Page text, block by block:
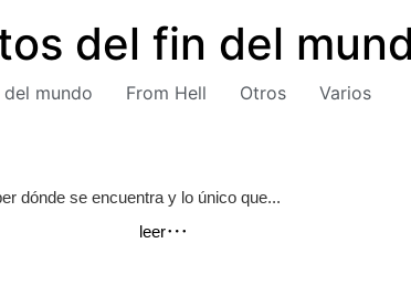
del fin del
del mundo From Hell Otros Varios
dónde se encuentra y lo único que...
leer